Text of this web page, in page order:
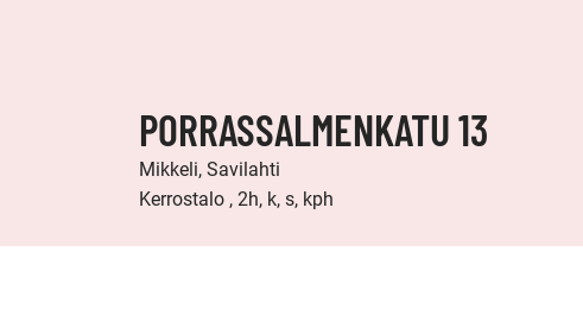
PORRASSALMENKATU 13
Mikkeli, Savilahti
Kerrostalo , 2h, k, s, kph